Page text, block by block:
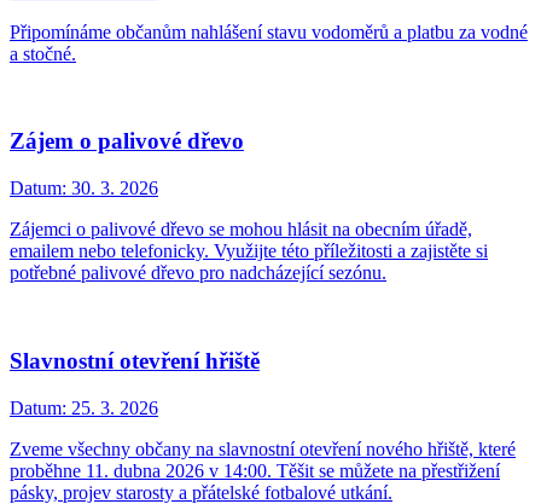
Připomínáme občanům nahlášení stavu vodoměrů a platbu za vodné
a stočné.
Zájem o palivové dřevo
Datum: 30. 3. 2026
Zájemci o palivové dřevo se mohou hlásit na obecním úřadě,
emailem nebo telefonicky. Využijte této příležitosti a zajistěte si
potřebné palivové dřevo pro nadcházející sezónu.
Slavnostní otevření hřiště
Datum: 25. 3. 2026
Zveme všechny občany na slavnostní otevření nového hřiště, které
proběhne 11. dubna 2026 v 14:00. Těšit se můžete na přestřižení
pásky, projev starosty a přátelské fotbalové utkání.